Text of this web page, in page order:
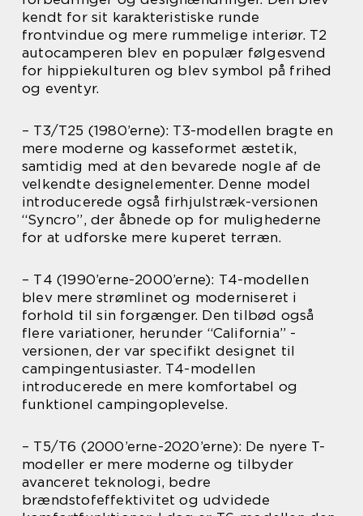
kendt for sit karakteristiske runde
frontvindue og mere rummelige interiør. T2
autocamperen blev en populær følgesvend
for hippiekulturen og blev symbol på frihed
og eventyr.
– T3/T25 (1980’erne): T3-modellen bragte en
mere moderne og kasseformet æstetik,
samtidig med at den bevarede nogle af de
velkendte designelementer. Denne model
introducerede også firhjulstræk-versionen
“Syncro”, der åbnede op for mulighederne
for at udforske mere kuperet terræn.
– T4 (1990’erne-2000’erne): T4-modellen
blev mere strømlinet og moderniseret i
forhold til sin forgænger. Den tilbød også
flere variationer, herunder “California” -
versionen, der var specifikt designet til
campingentusiaster. T4-modellen
introducerede en mere komfortabel og
funktionel campingoplevelse.
– T5/T6 (2000’erne-2020’erne): De nyere T-
modeller er mere moderne og tilbyder
avanceret teknologi, bedre
brændstofeffektivitet og udvidede